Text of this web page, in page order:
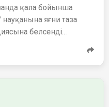
қала бойынша
науқанына яғни таза
белсенді